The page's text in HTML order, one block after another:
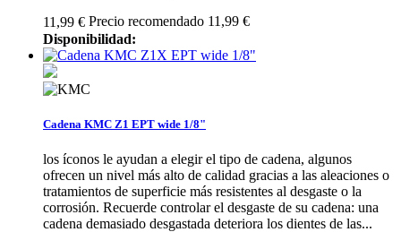
11,99 € Precio recomendado 11,99 €
Disponibilidad:
Cadena KMC Z1 EPT wide 1/8"
los íconos le ayudan a elegir el tipo de cadena, algunos
ofrecen un nivel más alto de calidad gracias a las aleaciones o
tratamientos de superficie más resistentes al desgaste o la
corrosión. Recuerde controlar el desgaste de su cadena: una
cadena demasiado desgastada deteriora los dientes de las...